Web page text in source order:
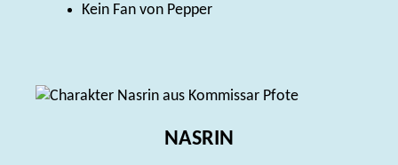
Kein Fan von Pepper
NASRIN